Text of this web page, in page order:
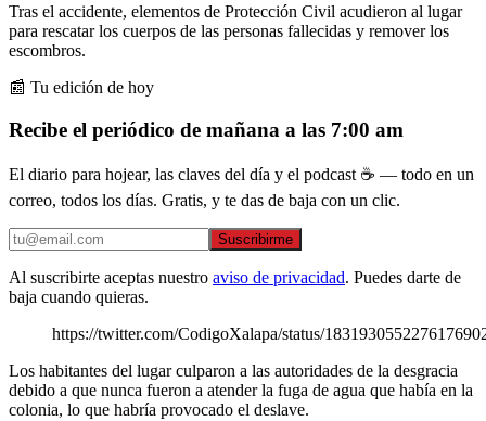
Tras el accidente, elementos de Protección Civil acudieron al lugar
para rescatar los cuerpos de las personas fallecidas y remover los
escombros.
📰 Tu edición de hoy
Recibe el periódico de mañana a las 7:00 am
El diario para hojear, las claves del día y el podcast ☕ — todo en un
correo, todos los días. Gratis, y te das de baja con un clic.
Suscribirme
Al suscribirte aceptas nuestro aviso de privacidad. Puedes darte de
baja cuando quieras.
https://twitter.com/CodigoXalapa/status/
Los habitantes del lugar culparon a las autoridades de la desgracia
debido a que nunca fueron a atender la fuga de agua que había en la
colonia, lo que habría provocado el deslave.